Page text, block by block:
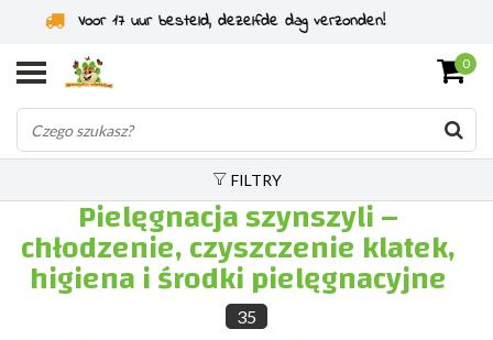
Specjaliści od gryzoni od 2011 roku
0
FILTRY
Pielęgnacja szynszyli –
chłodzenie, czyszczenie klatek,
higiena i środki pielęgnacyjne
35